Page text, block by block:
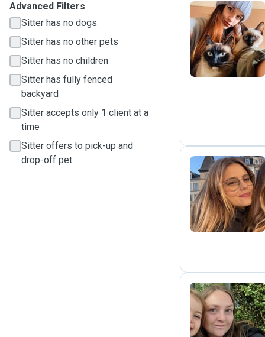
Advanced Filters
Sitter has no dogs
Sitter has no other pets
Sitter has no children
Sitter has fully fenced
backyard
Sitter accepts only 1 client at a
time
Sitter offers to pick-up and
drop-off pet
M
C
L